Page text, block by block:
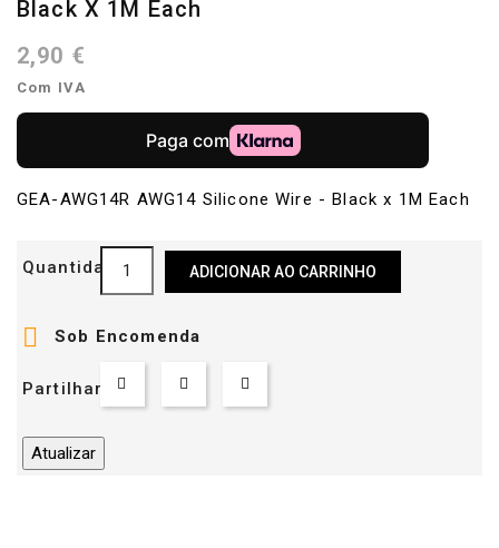
Black X 1M Each
2,90 €
Com IVA
GEA-AWG14R AWG14 Silicone Wire - Black x 1M Each
Quantidade ADICIONAR AO CARRINHO
 Sob Encomenda
Partilhar